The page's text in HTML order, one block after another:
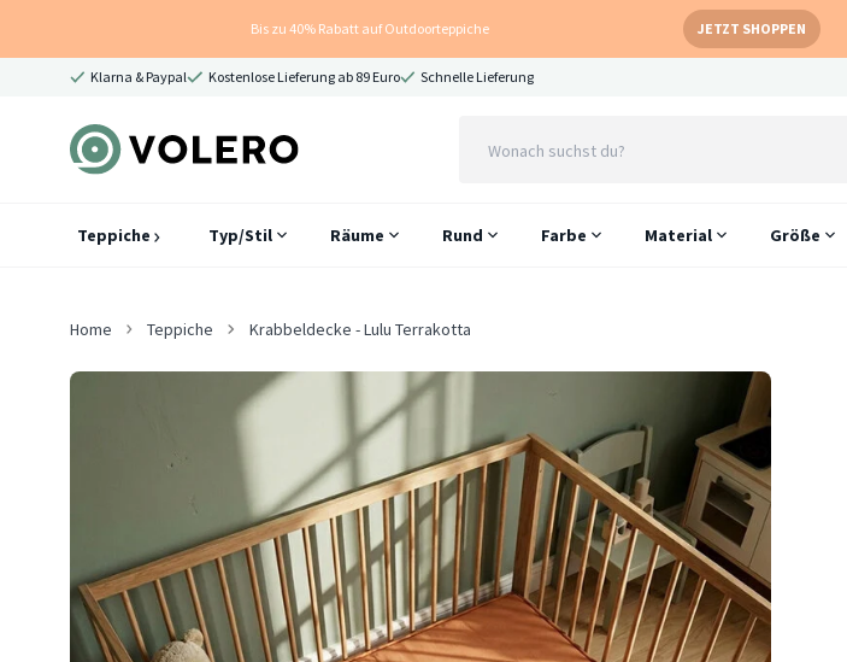
Bis zu 40% Rabatt auf Outdoorteppiche JETZT SHOPPEN
Klarna & Paypal Kostenlose Lieferung ab 89 Euro Schnelle Lieferung
Teppiche Typ/Stil Räume Rund Farbe Material Größe
Home Teppiche Krabbeldecke - Lulu Terrakotta